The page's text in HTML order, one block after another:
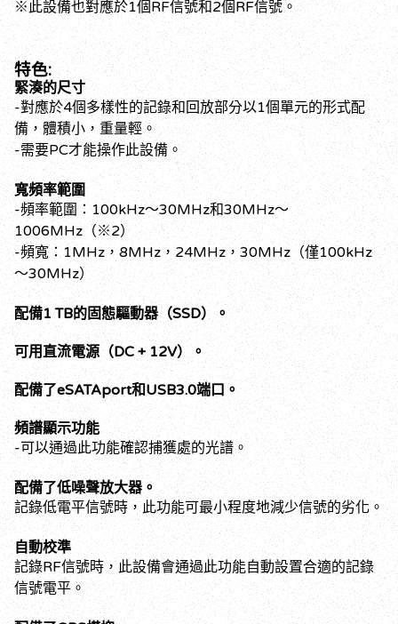
※此設備也對應於1個RF信號和2個RF信號。
特色:
緊湊的尺寸
-對應於4個多樣性的記錄和回放部分以1個單元的形式配
備，體積小，重量輕。
-需要PC才能操作此設備。
寬頻率範圍
-頻率範圍：100kHz〜30MHz和30MHz〜
1006MHz（※2）
-頻寬：1MHz，8MHz，24MHz，30MHz（僅100kHz
〜30MHz）
配備1 TB的固態驅動器（SSD）。
可用直流電源（DC + 12V）。
配備了eSATAport和USB3.0端口。
頻譜顯示功能
-可以通過此功能確認捕獲處的光譜。
配備了低噪聲放大器。
記錄低電平信號時，此功能可最小程度地減少信號的劣化。
自動校準
記錄RF信號時，此設備會通過此功能自動設置合適的記錄
信號電平。